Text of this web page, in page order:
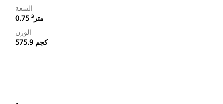
السعة
0.75 متر³
الوزن
575.9 كجم